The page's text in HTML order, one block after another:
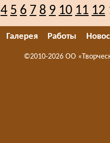
4 5 6 7 8 9 10 11 12
Галерея Работы
©2010-2026 ОО